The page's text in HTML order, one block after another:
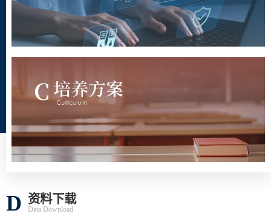
D 资料下载
Data Download